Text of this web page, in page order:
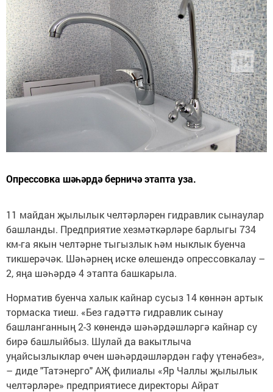
Опрессовка шәһәрдә берничә этапта уза.
11 майдан җылылык челтәрләрен гидравлик сынаулар
башланды. Предприятие хезмәткәрләре барлыгы 734
км-га якын челтәрне тыгызлык һәм ныклык буенча
тикшерәчәк. Шәһәрнең иске өлешендә опрессовкалау –
2, яңа шәһәрдә 4 этапта башкарыла.
Норматив буенча халык кайнар сусыз 14 көннән артык
тормаска тиеш. «Без гадәттә гидравлик сынау
башланганның 2-3 көнендә шәһәрдәшләргә кайнар су
бирә башлыйбыз. Шулай да вакытлыча
уңайсызлыклар өчен шәһәрдәшләрдән гафу үтенәбез»,
– диде "Татэнерго" АҖ филиалы «Яр Чаллы җылылык
челтәрләре» предприятиесе директоры Айрат